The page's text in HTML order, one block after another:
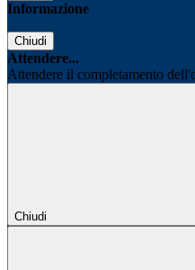
Informazione
Chiudi
Attendere...
Attendere il completamento
Chiudi